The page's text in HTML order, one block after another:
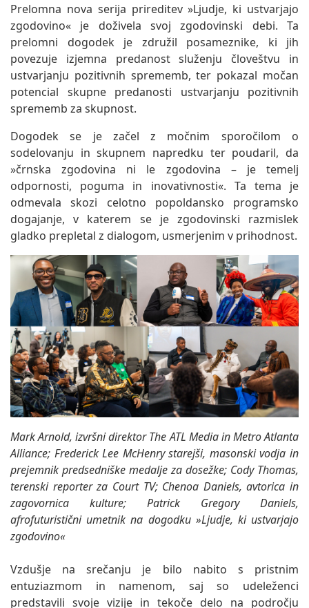
Prelomna nova serija prireditev »Ljudje, ki ustvarjajo
zgodovino« je doživela svoj zgodovinski debi. Ta
prelomni dogodek je združil posameznike, ki jih
povezuje izjemna predanost služenju človeštvu in
ustvarjanju pozitivnih sprememb, ter pokazal močan
potencial skupne predanosti ustvarjanju pozitivnih
sprememb za skupnost.
Dogodek se je začel z močnim sporočilom o
sodelovanju in skupnem napredku ter poudaril, da
»črnska zgodovina ni le zgodovina – je temelj
odpornosti, poguma in inovativnosti«. Ta tema je
odmevala skozi celotno popoldansko programsko
dogajanje, v katerem se je zgodovinski razmislek
gladko prepletal z dialogom, usmerjenim v prihodnost.
Mark Arnold, izvršni direktor The ATL Media in Metro Atlanta
Alliance; Frederick Lee McHenry starejši, masonski vodja in
prejemnik predsedniške medalje za dosežke; Cody Thomas,
terenski reporter za Court TV; Chenoa Daniels, avtorica in
zagovornica kulture; Patrick Gregory Daniels,
afrofuturistični umetnik na dogodku »Ljudje, ki ustvarjajo
zgodovino«
Vzdušje na srečanju je bilo nabito s pristnim
entuziazmom in namenom, saj so udeleženci
predstavili svoje vizije in tekoče delo na področju